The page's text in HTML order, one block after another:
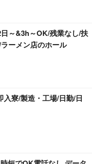
～&3h～OK/残業なし/扶
ーメン店のホール
入寮/製造・工場/日勤/日